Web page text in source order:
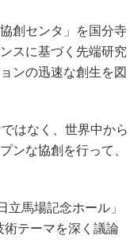
創センタ」を国分寺
スに基づく先端研究
ンの迅速な創生を図
はなく、世界中から
ンな協創を行って、
馬場記念ホール」
術テーマを深く議論